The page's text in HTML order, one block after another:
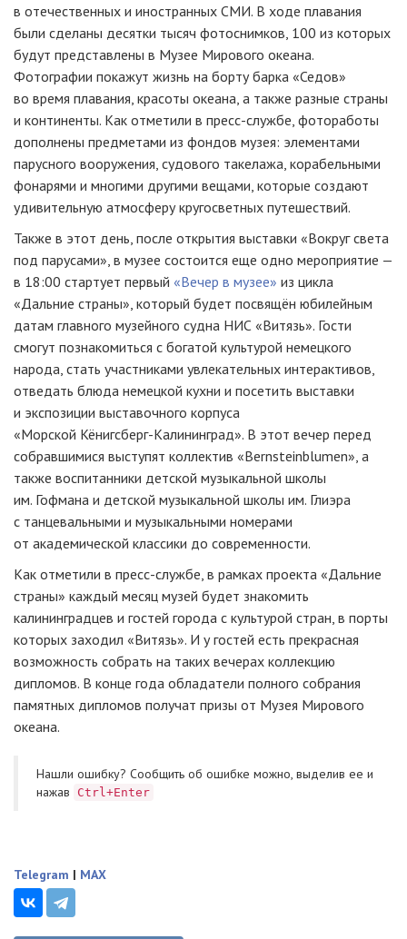
в отечественных и иностранных СМИ. В ходе плавания
были сделаны десятки тысяч фотоснимков, 100 из которых
будут представлены в Музее Мирового океана.
Фотографии покажут жизнь на борту барка «Седов»
во время плавания, красоты океана, а также разные страны
и континенты. Как отметили в пресс-службе , фотоработы
дополнены предметами из фондов музея: элементами
парусного вооружения, судового такелажа, корабельными
фонарями и многими другими вещами, которые создают
удивительную атмосферу кругосветных путешествий.
Также в этот день, после открытия выставки «Вокруг света
под парусами», в музее состоится еще одно мероприятие —
в 18:00 стартует первый «Вечер в музее» из цикла
«Дальние страны», который будет посвящён юбилейным
датам главного музейного судна НИС «Витязь». Гости
смогут познакомиться с богатой культурой немецкого
народа, стать участниками увлекательных интерактивов,
отведать блюда немецкой кухни и посетить выставки
и экспозиции выставочного корпуса
«Морской Кёнигсберг-Калининград». В этот вечер перед
собравшимися выступят коллектив «Bernsteinblumen», а
также воспитанники детской музыкальной школы
им. Гофмана и детской музыкальной школы им. Глиэра
с танцевальными и музыкальными номерами
от академической классики до современности.
Как отметили в пресс-службе , в рамках проекта «Дальние
страны» каждый месяц музей будет знакомить
калининградцев и гостей города с культурой стран, в порты
которых заходил «Витязь». И у гостей есть прекрасная
возможность собрать на таких вечерах коллекцию
дипломов. В конце года обладатели полного собрания
памятных дипломов получат призы от Музея Мирового
океана.
Нашли ошибку? Cообщить об ошибке можно, выделив ее и
нажав
Ctrl+Enter
Telegram | MAX